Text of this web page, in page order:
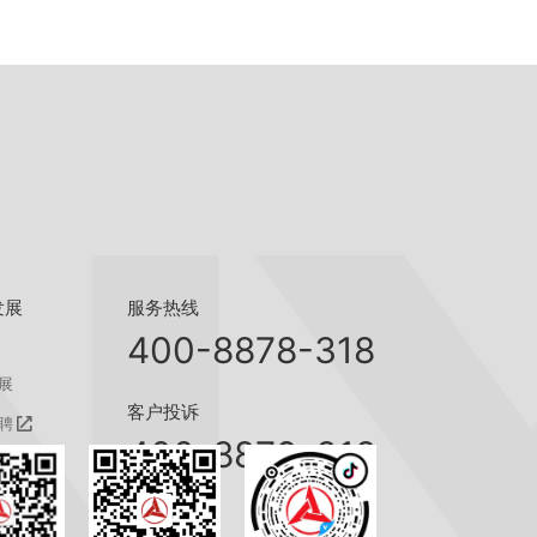
展 服务热线
400-8878-318
客户投诉
400-8879-318
咨询热线